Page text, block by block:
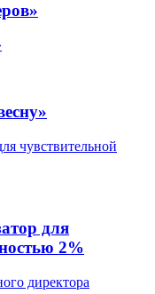
для
2%